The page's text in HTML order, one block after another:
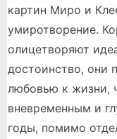
картин Миро и
умиротворение.
олицетворяют
достоинство, они
любовью к жизни,
вневременным и
годы, помимо